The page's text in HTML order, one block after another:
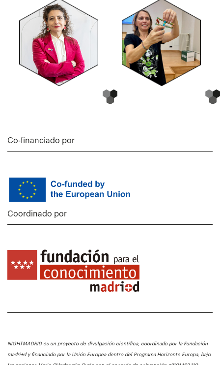
Co-financiado por
Coordinado por
NIGHTMADRID es un proyecto de divulgación científica, coordinado por la Fundación
madri+d y financiado por la Unión Europea dentro del Programa Horizonte Europa, bajo